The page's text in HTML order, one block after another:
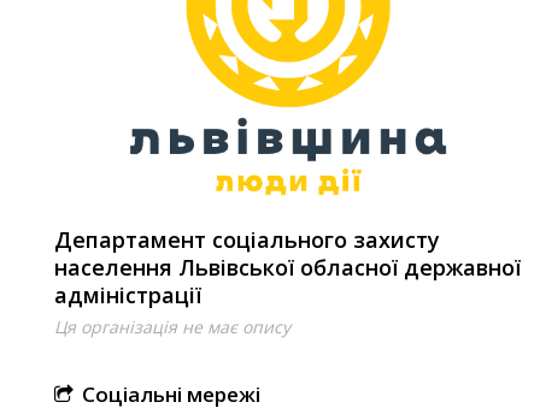
Департамент соціального захисту
населення Львівської обласної державної
адміністрації
Ця організація не має опису
Соціальні мережі